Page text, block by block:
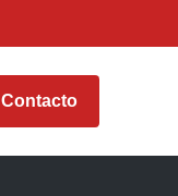
Contacto